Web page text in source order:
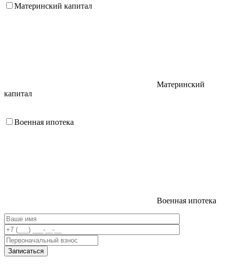
Материнский капитал
Материнский
капитал
Военная ипотека
Военная ипотека